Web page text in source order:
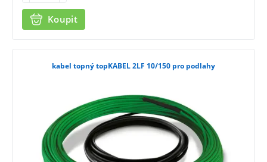
Koupit
kabel topný topKABEL 2LF 10/150 pro podlahy